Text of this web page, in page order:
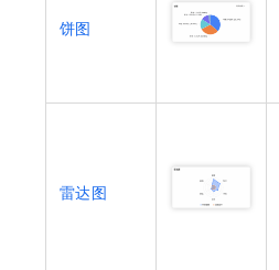
饼图
雷达图